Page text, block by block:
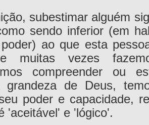
subestimar alguém
sendo inferior (em
ao que esta
muitas vezes
compreender ou
grandeza de Deus,
poder e capacidade,
'aceitável' e 'lógico'.